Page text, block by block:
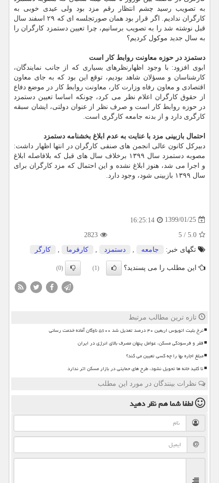
به تصویب رسید چشم انتظار رقم مزد بود ولی عیدی خوبی به
كارگران ندادیم. اگر قرار بود همان صورتجلسه ای كه ۲۹ اسفند سال
قبل نوشته شد را به تصویب برسانیم، چرا تعیین دستمزد كارگران را
به سال جدید موكول كردیم؟
دستمزد در حوزه معاونت روابط كار است
ابوی افزود: با وجود اظهارنظرهای بسیاری كه از جانب نمایندگان،
كارشناسان و مسؤلان شاهد بودیم، توقع این بود كه به جای معاون
اقتصادی و معاون رفاه وزارت كار، معاونت روابط كار در موضع دفاع
از حقوق كارگران اعلام نظر می كرد، چونكه اساسا تعیین دستمزد
در حوزه روابط كار است و صرف نظر از عنوان دولتی، ایشان سبقه
كارگری دارد و از بدنه جامعه كارگری است.
احتمال بازبینی مزد با عنایت به عدم ابلاغ بخشنامه دستمزد
دبیركل كانون عالی انجمن های صنفی كارگران در انتها اظهار داشت:
مصوبه دستمزد سال ۱۳۹۹ برخلاف سال های قبل كه بلافاصله ابلاغ
و اجرا می شد، هنوز ابلاغ نشده و این احتمال كه مزد كارگران برای
سال ۱۳۹۹ بازبینی شود، وجود دارد.
1399/01/25
16:25:14
5.0
/
5
2823
تگهای خبر:
جامعه دستمزد كارفرما كارگر
این مطلب را می پسندید؟ (1)
(0)
تازه ترین مطالب مرتبط
نرخ بلیت اتوبوس اربعین ۴۰ درصد تعدیل شد ۵۶۰۰ ناوگان آماده خدمت رسانی
فقر و فرسودگی مسکن، عوامل پنهان مصرف بالای انرژی در ایران
مبلغ اجاره بها را چه کسی تعیین می کند؟
تا کلید خانه ها تحویل نشود، طرح های حمایتی در بازار مسکن اثر ندارد
نظرات بینندگان در مورد این مطلب
لطفا شما همنظر دهید